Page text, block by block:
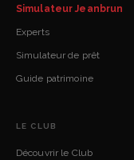
Simulateur Jeanbrun
Experts
Simulateur de prêt
Guide patrimoine
LE CLUB
Découvrir le Club